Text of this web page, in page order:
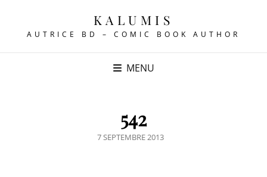
KALUMIS
AUTRICE BD – COMIC BOOK AUTHOR
MENU
542
POSTED
7 SEPTEMBRE 2013